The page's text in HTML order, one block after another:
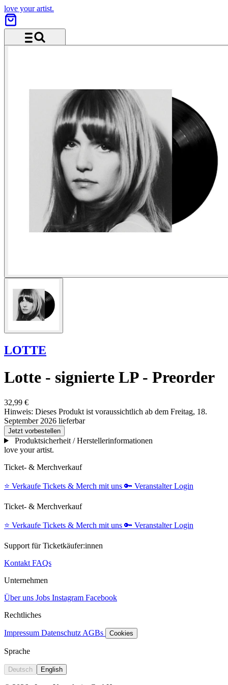
love your artist.
LOTTE
Lotte - signierte LP - Preorder
32,99 €
Hinweis: Dieses Produkt ist voraussichtlich ab dem Freitag, 18.
September 2026 lieferbar
Jetzt vorbestellen
Produktsicherheit / Herstellerinformationen
love your artist.
Ticket- & Merchverkauf
⭐️ Verkaufe Tickets & Merch mit uns 🔑 Veranstalter Login
Ticket- & Merchverkauf
⭐️ Verkaufe Tickets & Merch mit uns 🔑 Veranstalter Login
Support für Ticketkäufer:innen
Kontakt FAQs
Unternehmen
Über uns Jobs Instagram Facebook
Rechtliches
Impressum Datenschutz AGBs Cookies
Sprache
Deutsch English